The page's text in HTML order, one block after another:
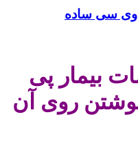
وی سی ساده
بیمار پی
روی آن